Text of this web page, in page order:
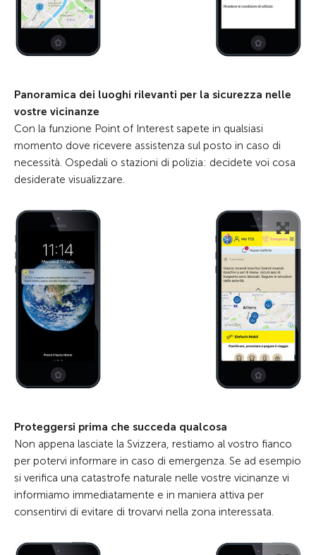
Panoramica dei luoghi rilevanti per la sicurezza nelle
vostre vicinanze
Con la funzione Point of Interest sapete in qualsiasi
momento dove ricevere assistenza sul posto in caso di
necessità. Ospedali o stazioni di polizia: decidete voi cosa
desiderate visualizzare.
Proteggersi prima che succeda qualcosa
Non appena lasciate la Svizzera, restiamo al vostro fianco
per potervi informare in caso di emergenza. Se ad esempio
si verifica una catastrofe naturale nelle vostre vicinanze vi
informiamo immediatamente e in maniera attiva per
consentirvi di evitare di trovarvi nella zona interessata.